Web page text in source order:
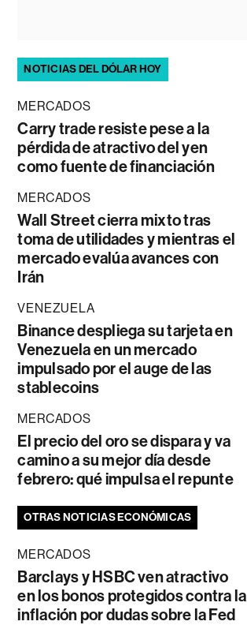
NOTICIAS DEL DÓLAR HOY
MERCADOS
Carry trade resiste pese a la
pérdida de atractivo del yen
como fuente de financiación
MERCADOS
Wall Street cierra mixto tras
toma de utilidades y mientras el
mercado evalúa avances con
Irán
VENEZUELA
Binance despliega su tarjeta en
Venezuela en un mercado
impulsado por el auge de las
stablecoins
MERCADOS
El precio del oro se dispara y va
camino a su mejor día desde
febrero: qué impulsa el repunte
OTRAS NOTICIAS ECONÓMICAS
MERCADOS
Barclays y HSBC ven atractivo
en los bonos protegidos contra la
inflación por dudas sobre la Fed